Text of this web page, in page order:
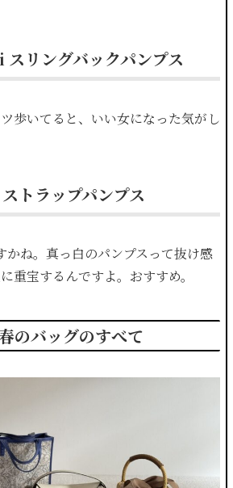
リングバックパンプス
歩いてると、いい女になった気がし
トラップパンプス
かね。真っ白のパンプスって抜け感
重宝するんですよ。おすすめ。
のバッグのすべて